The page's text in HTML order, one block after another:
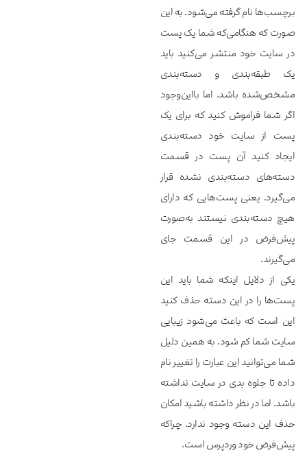
برچسب‌ها نام گرفته می‌شود. به این
صورت که هنگامی‌که شما یک پست
در سایت خود منتشر می‌کنید باید
یک طبقه‌بندی و دسته‌بندی
مشخص‌شده باشد. اما بااین‌وجود
اگر شما فراموش کنید که برای یک
پست از سایت خود دسته‌بندی
ایجاد کنید آن پست در قسمت
دسته‌های دسته‌بندی نشده قرار
می‌گیرد. یعنی پست‌هایی که دارای
هیچ دسته‌بندی نیستند به‌صورت
پیش‌فرض در این قسمت جای
می‌گیرند.
یکی از دلایل اینکه شما باید این
پست‌ها را در این دسته حذف کنید
این است که باعث می‌شود زیبایی
سایت شما کم شود. به همین دلیل
شما می‌توانید این عبارت را تغییر نام
داده تا جلوه بدی در سایت نداشته
باشد. اما در نظر داشته باشید امکان
حذف این دسته وجود ندارد. چراکه
پیش‌فرض خود وردپرس است.